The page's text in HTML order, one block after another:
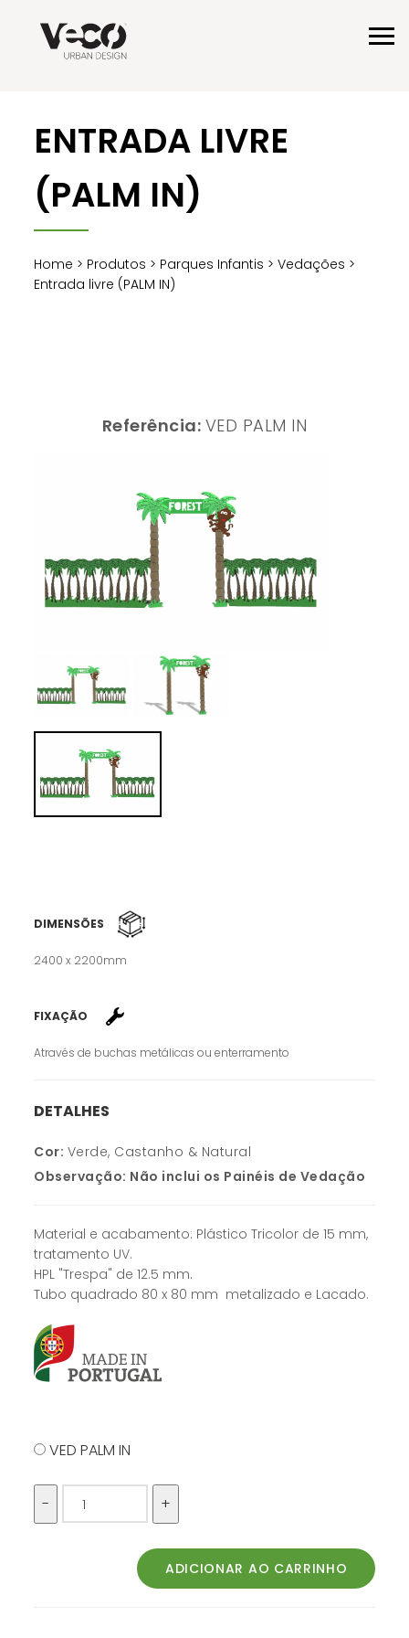
ENTRADA LIVRE
(PALM IN)
Home > Produtos > Parques Infantis >Vedações >
Entrada livre (PALM IN)
Referência: VED PALM IN
DIMENSÕES
2400 x 2200mm
FIXAÇÃO
Através de buchas metálicas ou enterramento
DETALHES
Cor: Verde, Castanho & Natural
Observação: Não inclui os Painéis de Vedação
Material e acabamento: Plástico Tricolor de 15 mm,
tratamento UV.
HPL "Trespa" de 12.5 mm.
Tubo quadrado 80 x 80 mm metalizado e Lacado.
VED PALM IN